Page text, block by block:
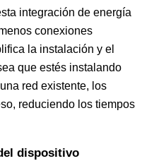
integración de energía
conexiones
la instalación y el
que estés instalando
red existente, los
reduciendo los tiempos
dispositivo